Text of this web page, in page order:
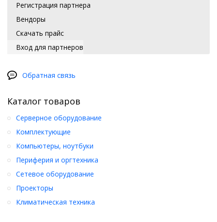
Регистрация партнера
Вендоры
Скачать прайс
Вход для партнеров
Обратная связь
Каталог товаров
Серверное оборудование
Комплектующие
Компьютеры, ноутбуки
Периферия и оргтехника
Сетевое оборудование
Проекторы
Климатическая техника